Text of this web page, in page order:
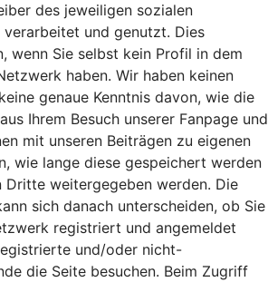
des jeweiligen sozialen
und genutzt. Dies
wenn Sie selbst kein Profil in dem
haben. Wir haben keinen
genaue Kenntnis davon, wie die
Ihrem Besuch unserer Fanpage und
mit unseren Beiträgen zu eigenen
wie lange diese gespeichert werden
Dritte weitergegeben werden. Die
sich danach unterscheiden, ob Sie
registriert und angemeldet
und/oder nicht-
die Seite besuchen. Beim Zugriff